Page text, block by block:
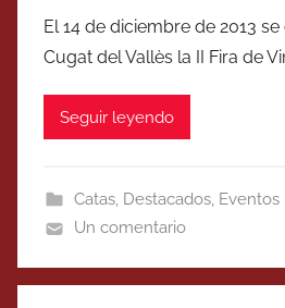
El 14 de diciembre de 2013
Cugat del Vallès la II Fira de
Seguir leyendo
Catas, Destacados, Eventos
Un comentario